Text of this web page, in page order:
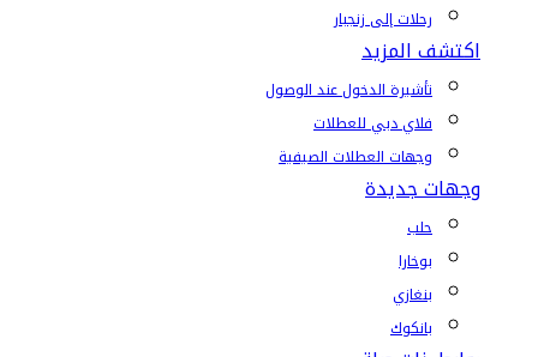
رحلات إلى زنجبار
اكتشف المزيد
تأشيرة الدخول عند الوصول
فلاي دبي للعطلات
وجهات العطلات الصيفية
وجهات جديدة
حلب
بوخارا
بنغازي
بانكوك